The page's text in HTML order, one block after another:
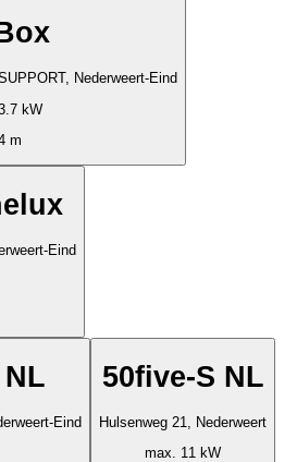
Nederweert-Eind
kW
m
Eind
Eind
50five-S NL
Hulsenweg 21, Nederweert
max. 11 kW